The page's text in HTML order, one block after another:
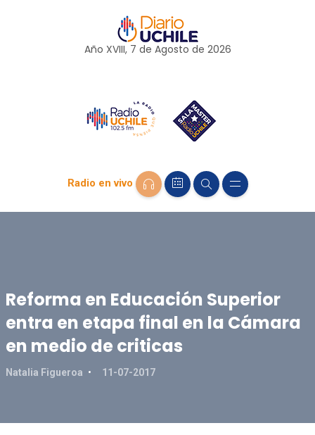
Año XVIII, 7 de Agosto de 2026
Radio en vivo
Reforma en Educación Superior
entra en etapa final en la Cámara
en medio de criticas
Natalia Figueroa 11-07-2017